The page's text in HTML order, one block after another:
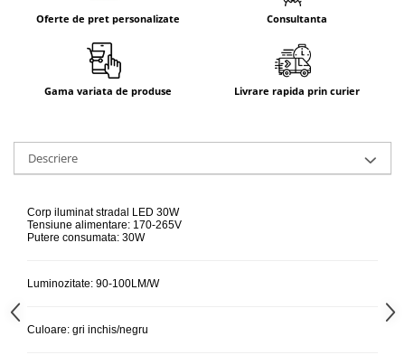
Oferte de pret personalizate Consultanta
Gama variata de produse Livrare rapida prin curier
Descriere
Corp iluminat stradal LED 30W
Tensiune alimentare: 170-265V
Putere consumata: 30W
Luminozitate: 90-100LM/W
Culoare: gri inchis/negru